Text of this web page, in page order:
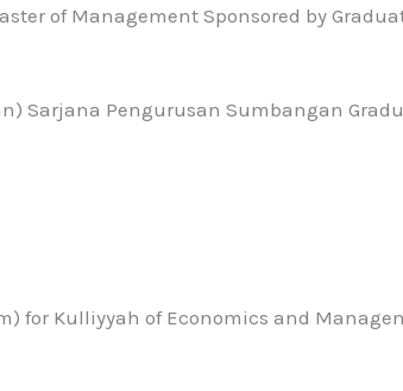
of Management Sponsored by
Sarjana Pengurusan Sumbangan
for Kulliyyah of Economics and